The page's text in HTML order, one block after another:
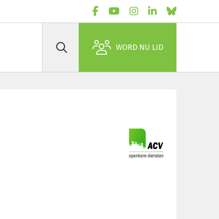
Zoek WORD NU LID